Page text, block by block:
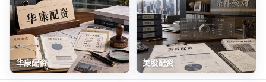
华康配资 美股配资